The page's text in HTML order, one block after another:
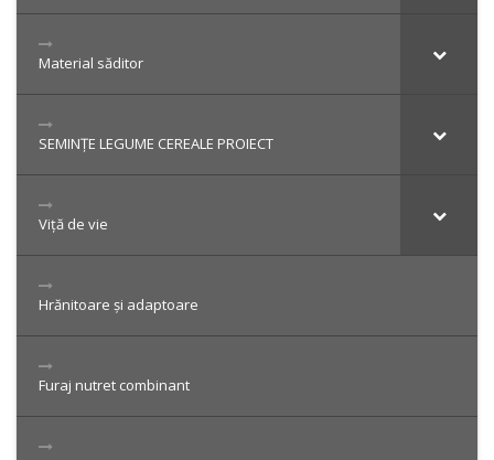
Material săditor
SEMINȚE LEGUME CEREALE PROIECT
Viță de vie
Hrănitoare și adaptoare
Furaj nutret combinant